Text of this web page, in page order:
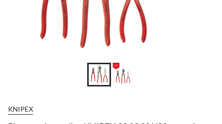
KNIPEX